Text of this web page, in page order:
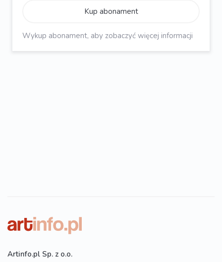
Kup abonament
Wykup abonament, aby zobaczyć więcej informacji
Artinfo.pl Sp. z o.o.